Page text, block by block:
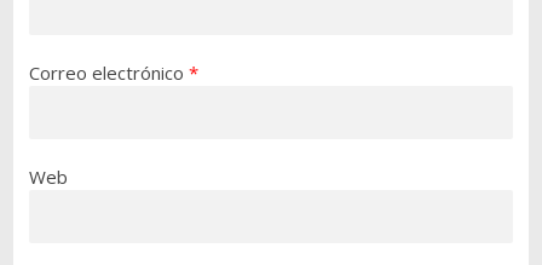
Correo electrónico *
Web